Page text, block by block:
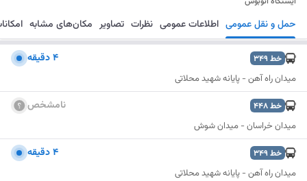
مسیریابی ذخیره ارسال حمل و نقل عمومی اطلاعات عمومی نظرات تصاویر مکان‌های مشابه
خط349 4 دقیقه
میدان راه آهن - پایانه شهید محلاتی
خط448 نامشخص
میدان خراسان - میدان شوش
خط349 4 دقیقه
میدان راه آهن - پایانه شهید محلاتی